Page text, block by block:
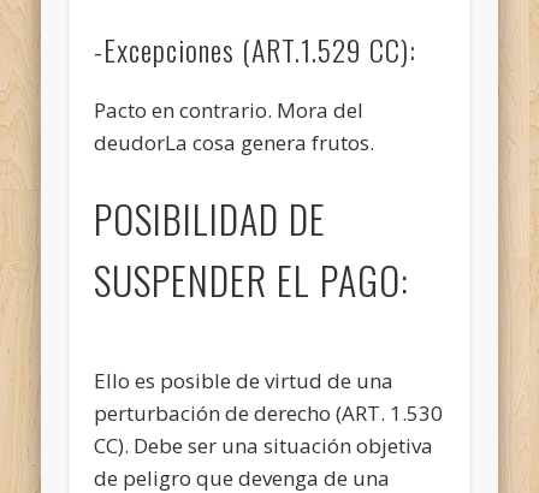
-Excepciones (ART.1.529 CC):
Pacto en contrario. Mora del
deudorLa cosa genera frutos.
POSIBILIDAD DE
SUSPENDER EL PAGO:
Ello es posible de virtud de una
perturbación de derecho (ART. 1.530
CC). Debe ser una situación objetiva
de peligro que devenga de una